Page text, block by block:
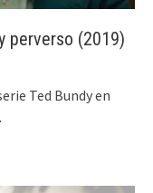
perverso (2019)
Ted Bundy en